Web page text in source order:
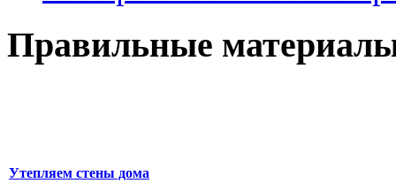
Правильные
Утепляем стены дома